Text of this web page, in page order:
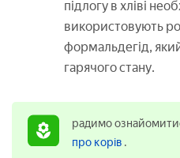
підлогу в хліві
використовують
формальдегід,
гарячого стану.
радимо
про корів .